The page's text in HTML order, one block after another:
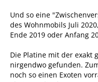
Und so eine
des Wohnmobils Juli
Ende 2019 oder Anfang
Die Platine mit der exakt
nirgendwo gefunden.
noch so einen Exoten